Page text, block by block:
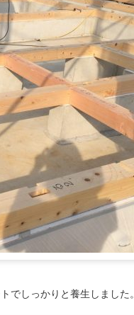
でしっかりと養生しました。